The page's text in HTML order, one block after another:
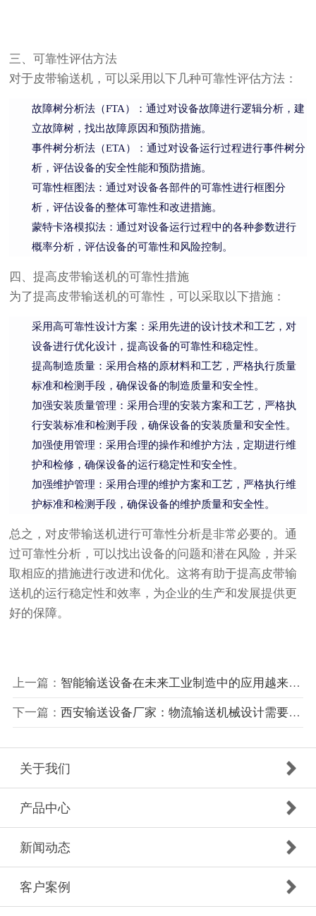
三、可靠性评估方法
对于皮带输送机，可以采用以下几种可靠性评估方法：
故障树分析法（FTA）：通过对设备故障进行逻辑分析，建
立故障树，找出故障原因和预防措施。
事件树分析法（ETA）：通过对设备运行过程进行事件树分
析，评估设备的安全性能和预防措施。
可靠性框图法：通过对设备各部件的可靠性进行框图分
析，评估设备的整体可靠性和改进措施。
蒙特卡洛模拟法：通过对设备运行过程中的各种参数进行
概率分析，评估设备的可靠性和风险控制。
四、提高皮带输送机的可靠性措施
为了提高皮带输送机的可靠性，可以采取以下措施：
采用高可靠性设计方案：采用先进的设计技术和工艺，对
设备进行优化设计，提高设备的可靠性和稳定性。
提高制造质量：采用合格的原材料和工艺，严格执行质量
标准和检测手段，确保设备的制造质量和安全性。
加强安装质量管理：采用合理的安装方案和工艺，严格执
行安装标准和检测手段，确保设备的安装质量和安全性。
加强使用管理：采用合理的操作和维护方法，定期进行维
护和检修，确保设备的运行稳定性和安全性。
加强维护管理：采用合理的维护方案和工艺，严格执行维
护标准和检测手段，确保设备的维护质量和安全性。
总之，对皮带输送机进行可靠性分析是非常必要的。通
过可靠性分析，可以找出设备的问题和潜在风险，并采
取相应的措施进行改进和优化。这将有助于提高皮带输
送机的运行稳定性和效率，为企业的生产和发展提供更
好的保障。
上一篇： 智能输送设备在未来工业制造中的应用越来越广泛
下一篇： 西安输送设备厂家：物流输送机械设计需要注意哪些方面？
关于我们
产品中心
新闻动态
客户案例